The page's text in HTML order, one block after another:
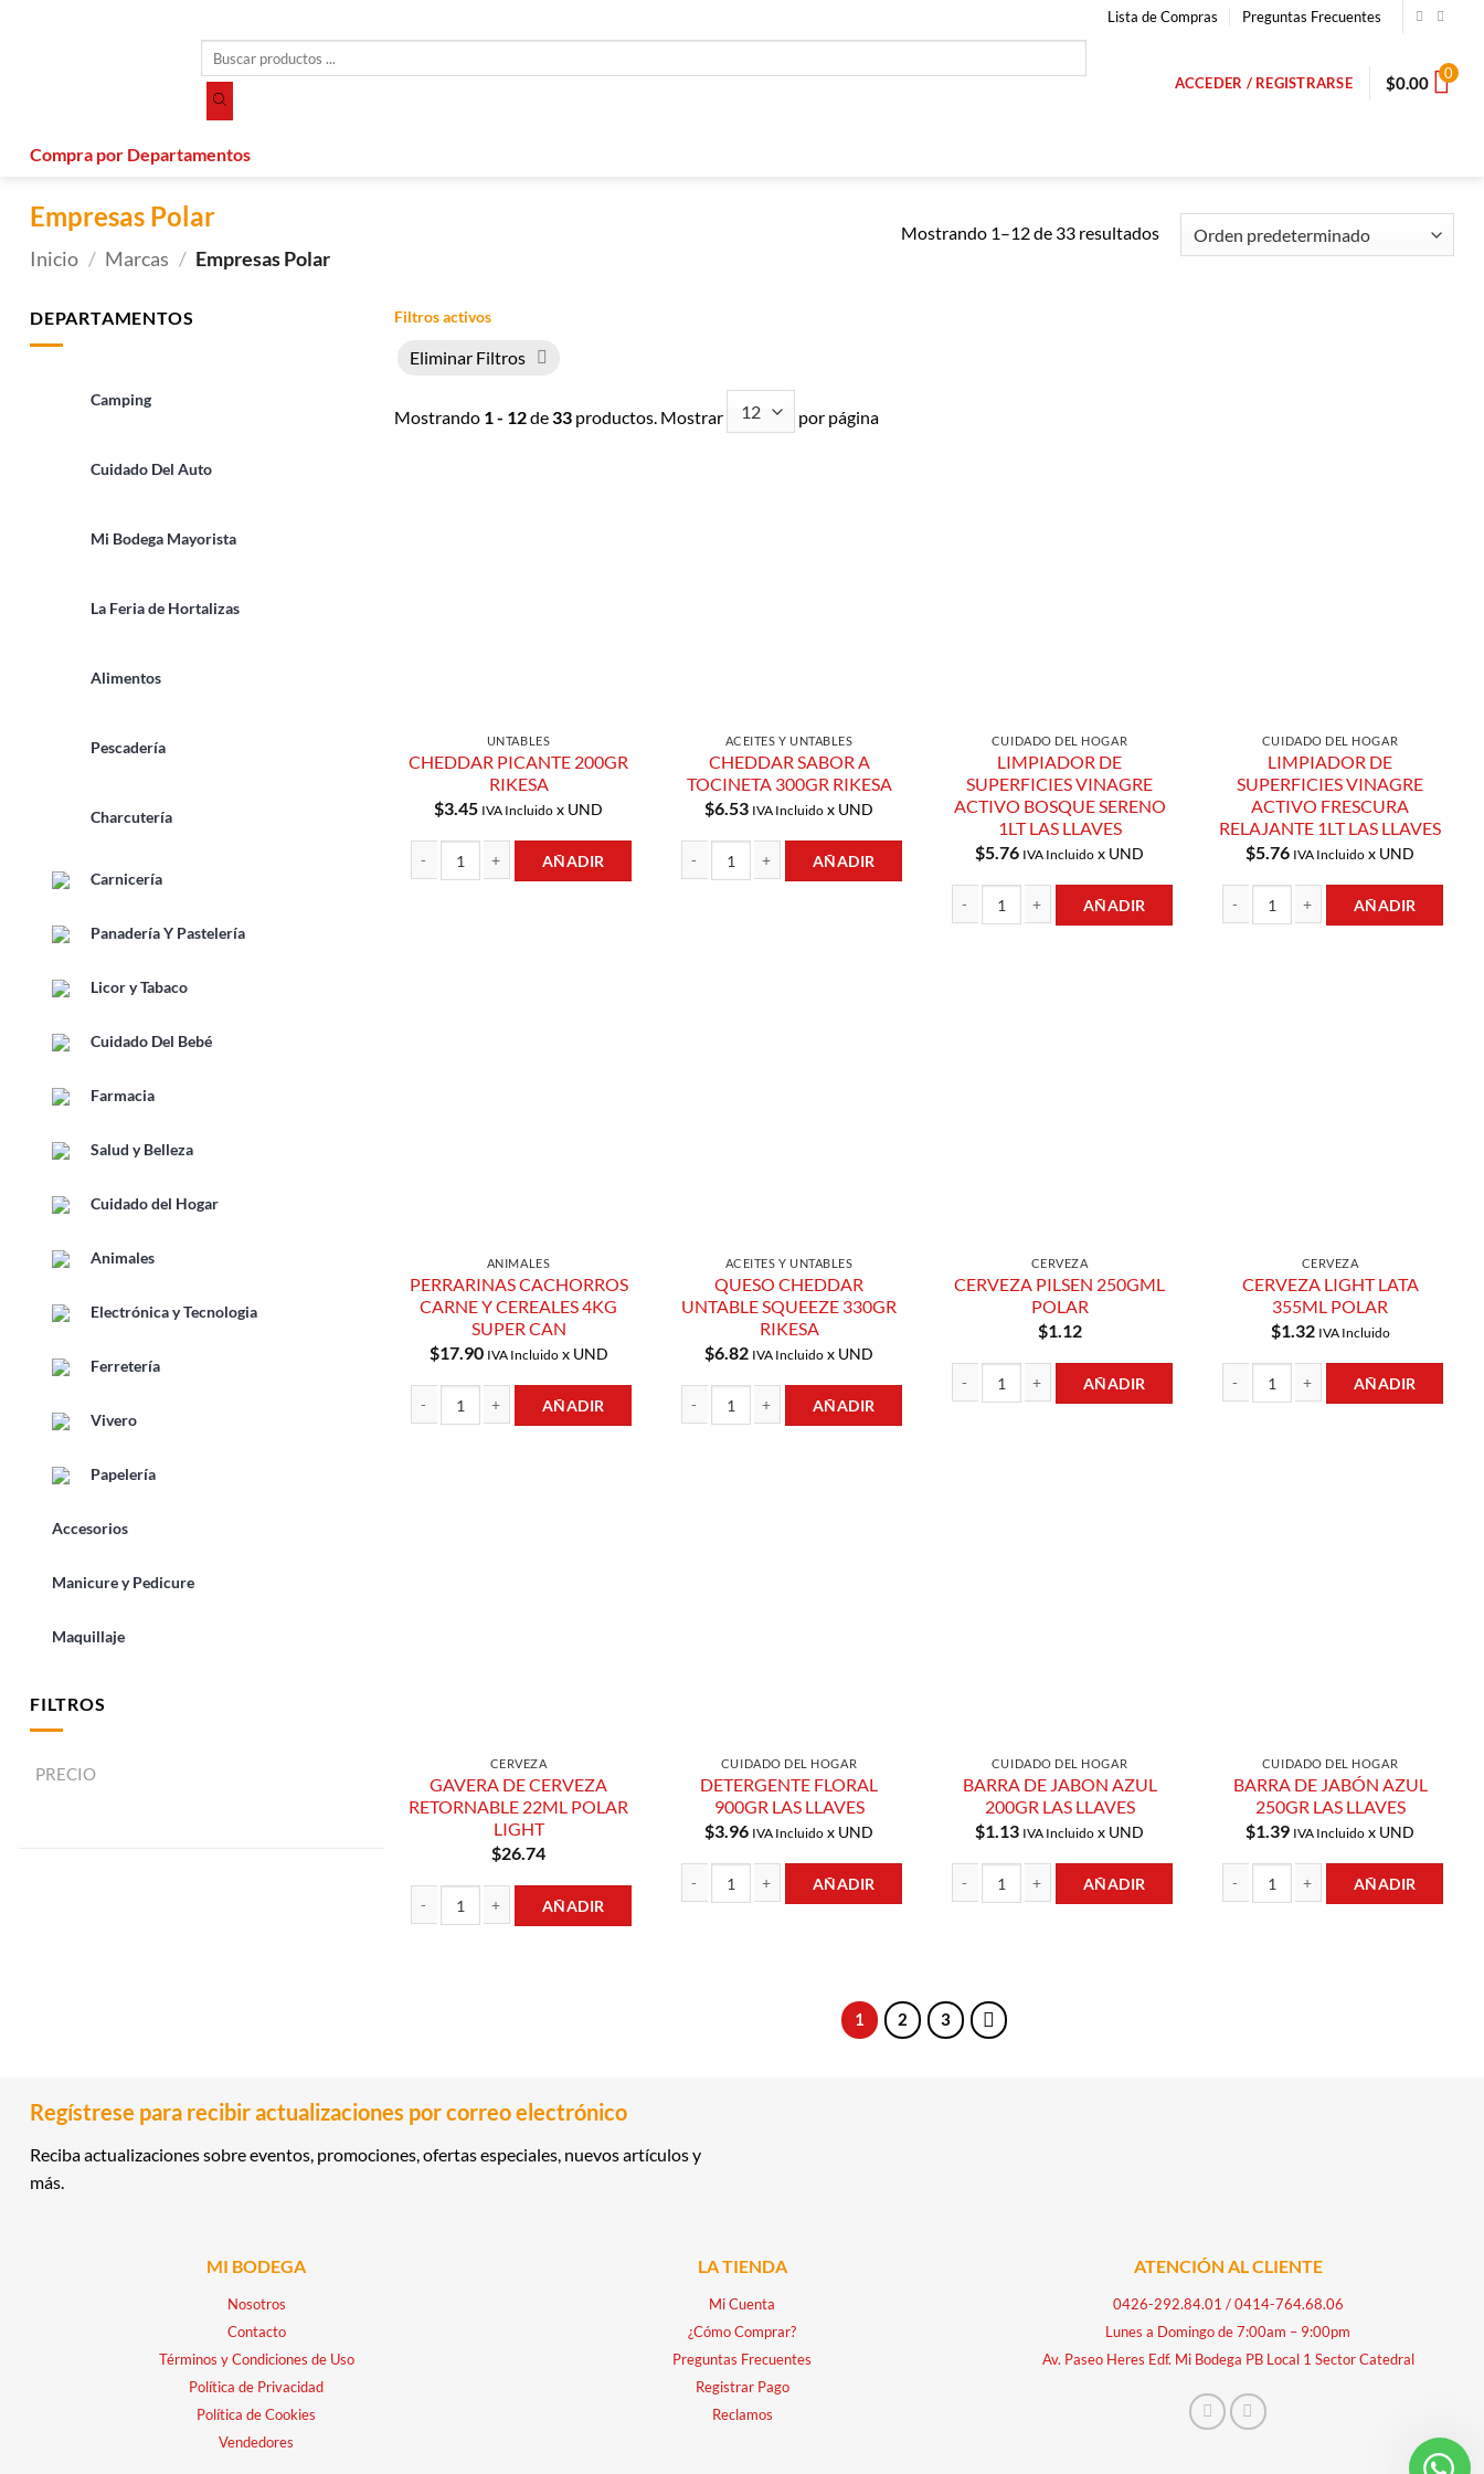
Lista de Compras Preguntas Frecuentes
productos
ACCEDER / REGISTRARSE $0.00 0
Compra por Departamentos
Empresas Polar
Inicio / Marcas / Empresas Polar
Mostrando 1–12 de 33 resultados
DEPARTAMENTOS
Camping
Cuidado Del Auto
Mi Bodega Mayorista
La Feria de Hortalizas
Alimentos
Pescadería
Charcutería
Carnicería
Panadería Y Pastelería
Licor y Tabaco
Cuidado Del Bebé
Farmacia
Salud y Belleza
Cuidado del Hogar
Animales
Electrónica y Tecnologia
Ferretería
Vivero
Papelería
Accesorios
Manicure y Pedicure
Maquillaje
FILTROS
PRECIO
Filtros activos
Eliminar Filtros
Mostrando 1 - 12de33 productos. Mostrar por página
UNTABLES
CHEDDAR PICANTE 200GR
RIKESA
$3.45 IVA Incluido x UND
AÑADIR
ACEITES Y UNTABLES
CHEDDAR SABOR A
TOCINETA 300GR RIKESA
$6.53 IVA Incluido x UND
CHEDDAR SABOR A TOCINETA 300GR RIKESA cantidad
AÑADIR
CUIDADO DEL HOGAR
LIMPIADOR DE
SUPERFICIES VINAGRE
ACTIVO BOSQUE SERENO
1LT LAS LLAVES
$5.76 IVA Incluido x UND
AÑADIR
CUIDADO DEL HOGAR
LIMPIADOR DE
SUPERFICIES VINAGRE
ACTIVO FRESCURA
RELAJANTE 1LT LAS LLAVES
$5.76 IVA Incluido x UND
AÑADIR
ANIMALES
PERRARINAS CACHORROS
CARNE Y CEREALES 4KG
SUPER CAN
$17.90 IVA Incluidox UND
AÑADIR
ACEITES Y UNTABLES
QUESO CHEDDAR
UNTABLE SQUEEZE 330GR
RIKESA
$6.82 IVA Incluido x UND
AÑADIR
CERVEZA
CERVEZA PILSEN 250GML
POLAR
$1.12
AÑADIR
CERVEZA
CERVEZA LIGHT LATA
355ML POLAR
$1.32 IVA Incluido
AÑADIR
CERVEZA
GAVERA DE CERVEZA
RETORNABLE 22ML POLAR
LIGHT
$26.74
AÑADIR
CUIDADO DEL HOGAR
DETERGENTE FLORAL
900GR LAS LLAVES
$3.96 IVA Incluido x UND
AÑADIR
CUIDADO DEL HOGAR
BARRA DE JABON AZUL
200GR LAS LLAVES
$1.13 IVA Incluido x UND
AÑADIR
CUIDADO DEL HOGAR
BARRA DE JABÓN AZUL
250GR LAS LLAVES
$1.39 IVA Incluido x UND
AÑADIR
1 2 3
Regístrese para recibir actualizaciones por correo electrónico
Reciba actualizaciones sobre eventos, promociones, ofertas especiales, nuevos artículos y
más.
MI BODEGA
Nosotros
Contacto
Términos y Condiciones de Uso
Política de Privacidad
Política de Cookies
Vendedores
LA TIENDA
Mi Cuenta
¿Cómo Comprar?
Preguntas Frecuentes
Registrar Pago
Reclamos
ATENCIÓN AL CLIENTE
0426-292.84.01 /0414-764.68.06
Lunes a Domingo de 7:00am – 9:00pm
Av. Paseo Heres Edf. Mi Bodega PB Local 1 Sector Catedral